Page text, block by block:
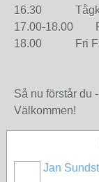
16.30
17.00-18.00
18.00 Fri Fart
Så nu förstår du
Välkommen!
Jan